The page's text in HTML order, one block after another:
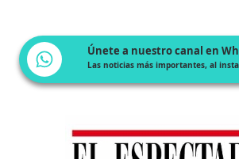
Únete a nuestro canal en
Las noticias más importantes, al